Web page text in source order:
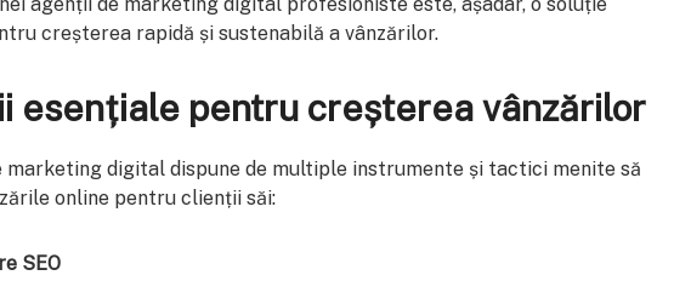
agenții de marketing digital profesioniste este, așadar, o soluție
creșterea rapidă și sustenabilă a vânzărilor.
esențiale pentru creșterea vânzărilor
marketing digital dispune de multiple instrumente și tactici menite să
online pentru clienții săi:
SEO